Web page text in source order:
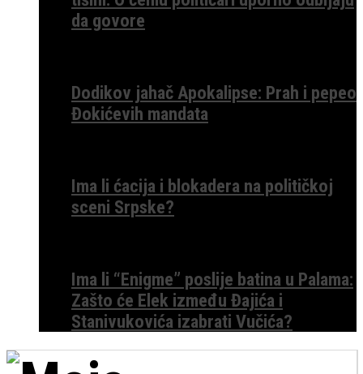
da govore
Dodikov jahač Apokalipse: Prah i pepeo
Đokićevih mandata
Ima li ćacija i blokadera na političkoj
sceni Srpske?
Ima li “Enigme” poslije batina u Palama:
Zašto će Elek između Đajića i
Stanivukovića izabrati Vučića?